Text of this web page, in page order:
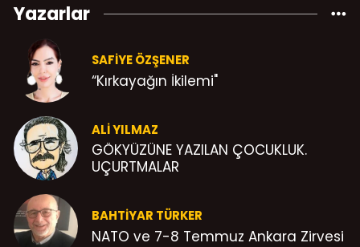
Yazarlar
SAFIYE ÖZŞENER
“Kırkayağın İkilemi"
ALI YILMAZ
GÖKYÜZÜNE YAZILAN ÇOCUKLUK.
UÇURTMALAR
BAHTIYAR TÜRKER
NATO ve 7-8 Temmuz Ankara Zirvesi